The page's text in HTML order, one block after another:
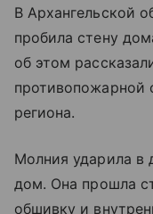
В Архангельской
пробила стену
об этом
противопожарной
региона.
Молния ударила в
дом. Она прошла
обшивку и